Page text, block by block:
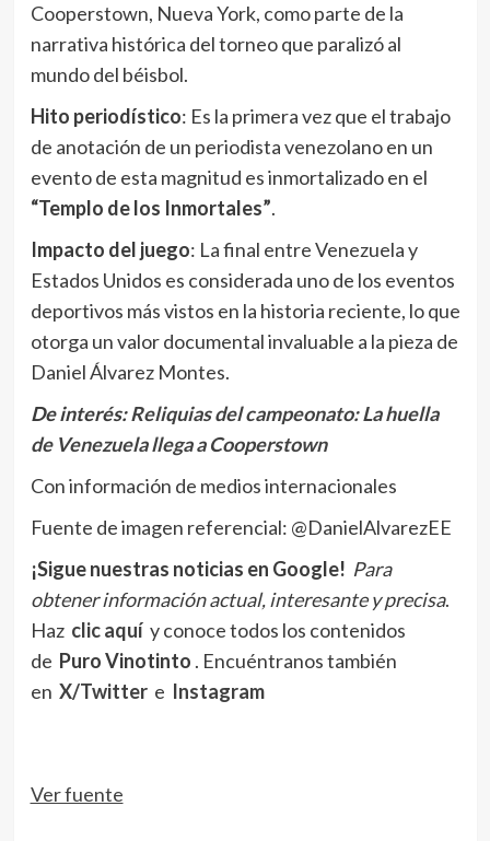
Cooperstown, Nueva York, como parte de la
narrativa histórica del torneo que paralizó al
mundo del béisbol.
Hito periodístico: Es la primera vez que el trabajo
de anotación de un periodista venezolano en un
evento de esta magnitud es inmortalizado en el
“Templo de los Inmortales”.
Impacto del juego: La final entre Venezuela y
Estados Unidos es considerada uno de los eventos
deportivos más vistos en la historia reciente, lo que
otorga un valor documental invaluable a la pieza de
Daniel Álvarez Montes.
De interés:Reliquias del campeonato: La huella
de Venezuela llega a Cooperstown
Con información de medios internacionales
Fuente de imagen referencial: @DanielAlvarezEE
¡Sigue nuestras noticias en Google! Para
obtener información actual, interesante y precisa.
Haz clic aquíy conoce todos los contenidos
de Puro Vinotinto . Encuéntranos también
en X/Twittere Instagram
Ver fuente